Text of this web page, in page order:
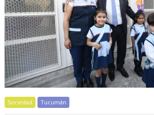
Sociedad Tucumán